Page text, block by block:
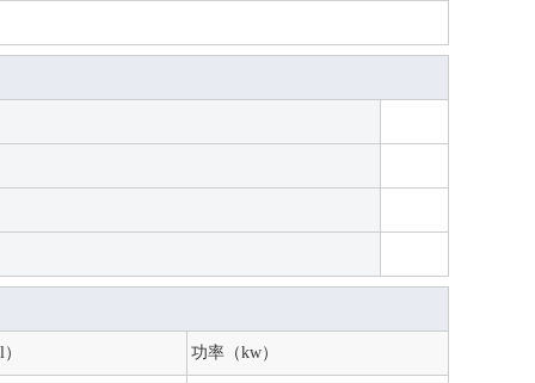
功率（kw）